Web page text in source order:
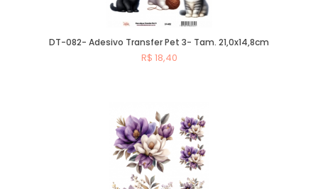
DT-082- Adesivo Transfer Pet 3- Tam. 21,0x14,8cm
R$ 18,40